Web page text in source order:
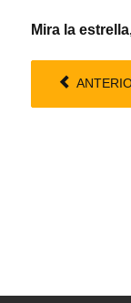
Mira la